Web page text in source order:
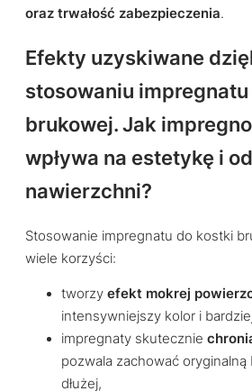
oraz trwałość zabezpieczenia.
Efekty uzyskiwane
stosowaniu
brukowej. Jak
wpływa na estetykę i
nawierzchni?
Stosowanie impregnatu do kostki
wiele korzyści:
tworzy efekt mokrej
intensywniejszy kolor i
impregnaty skutecznie
pozwala zachować oryginalną
dłużej,